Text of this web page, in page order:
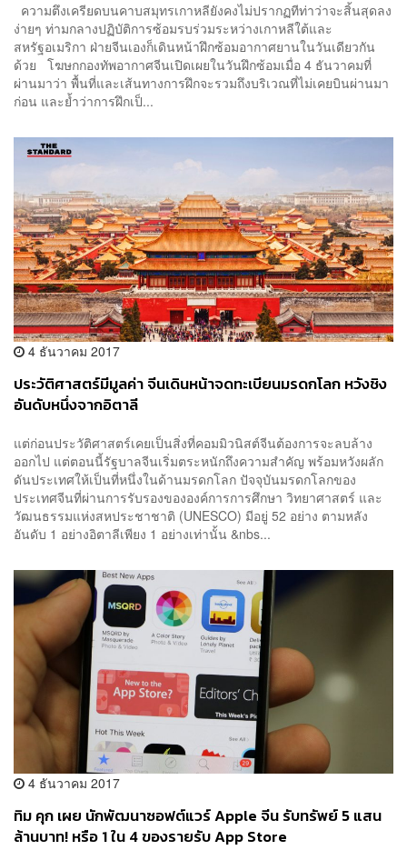
ความตึงเครียดบนคาบสมุทรเกาหลียังคงไม่ปรากฏทีท่าว่าจะสิ้นสุดลง
ง่ายๆ ท่ามกลางปฏิบัติการซ้อมรบร่วมระหว่างเกาหลีใต้และ
สหรัฐอเมริกา ฝ่ายจีนเองก็เดินหน้าฝึกซ้อมอากาศยานในวันเดียวกัน
ด้วย โฆษกกองทัพอากาศจีนเปิดเผยในวันฝึกซ้อมเมื่อ 4 ธันวาคมที่
ผ่านมาว่า พื้นที่และเส้นทางการฝึกจะรวมถึงบริเวณที่ไม่เคยบินผ่านมา
ก่อน และย้ำว่าการฝึกเป็...
4 ธันวาคม 2017
ประวัติศาสตร์มีมูลค่า จีนเดินหน้าจดทะเบียนมรดกโลก หวังชิง
อันดับหนึ่งจากอิตาลี
แต่ก่อนประวัติศาสตร์เคยเป็นสิ่งที่คอมมิวนิสต์จีนต้องการจะลบล้าง
ออกไป แต่ตอนนี้รัฐบาลจีนเริ่มตระหนักถึงความสำคัญ พร้อมหวังผลัก
ดันประเทศให้เป็นที่หนึ่งในด้านมรดกโลก ปัจจุบันมรดกโลกของ
ประเทศจีนที่ผ่านการรับรองขององค์การการศึกษา วิทยาศาสตร์ และ
วัฒนธรรมแห่งสหประชาชาติ (UNESCO) มีอยู่ 52 อย่าง ตามหลัง
อันดับ 1 อย่างอิตาลีเพียง 1 อย่างเท่านั้น &nbs...
4 ธันวาคม 2017
ทิม คุก เผย นักพัฒนาซอฟต์แวร์ Apple จีน รับทรัพย์ 5 แสน
ล้านบาท! หรือ 1 ใน 4 ของรายรับ App Store